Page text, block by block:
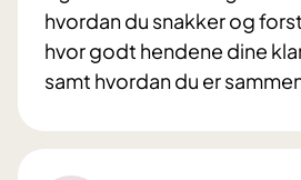
hvordan du snakker og
hvor godt hendene dine
samt hvordan du er